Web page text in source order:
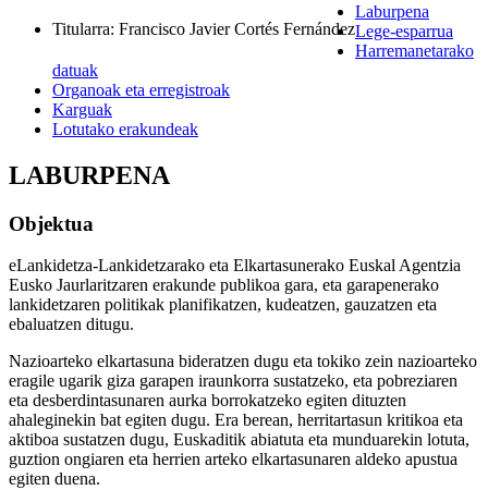
Titularra: Francisco Javier Cortés Fernández
Laburpena
Lege-esparrua
Harremanetarako
datuak
Organoak eta erregistroak
Karguak
Lotutako erakundeak
LABURPENA
Objektua
eLankidetza-Lankidetzarako eta Elkartasunerako Euskal Agentzia
Eusko Jaurlaritzaren erakunde publikoa gara, eta garapenerako
lankidetzaren politikak planifikatzen, kudeatzen, gauzatzen eta
ebaluatzen ditugu.
Nazioarteko elkartasuna bideratzen dugu eta tokiko zein nazioarteko
eragile ugarik giza garapen iraunkorra sustatzeko, eta pobreziaren
eta desberdintasunaren aurka borrokatzeko egiten dituzten
ahaleginekin bat egiten dugu. Era berean, herritartasun kritikoa eta
aktiboa sustatzen dugu, Euskaditik abiatuta eta munduarekin lotuta,
guztion ongiaren eta herrien arteko elkartasunaren aldeko apustua
egiten duena.